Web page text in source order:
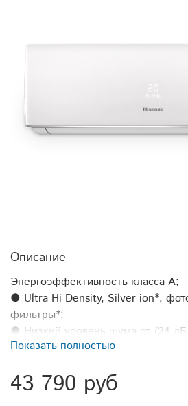
Описание
Энергоэффективность класса А;
● Ultra Hi Density, Silver ion*,
фильтры*;
● Низкий уровень шума от (24
● 5 скоростей вентилятора
горизонтальные жалюзи);
● Индикация утечки хладагента;
Показать полностью
43 790 руб